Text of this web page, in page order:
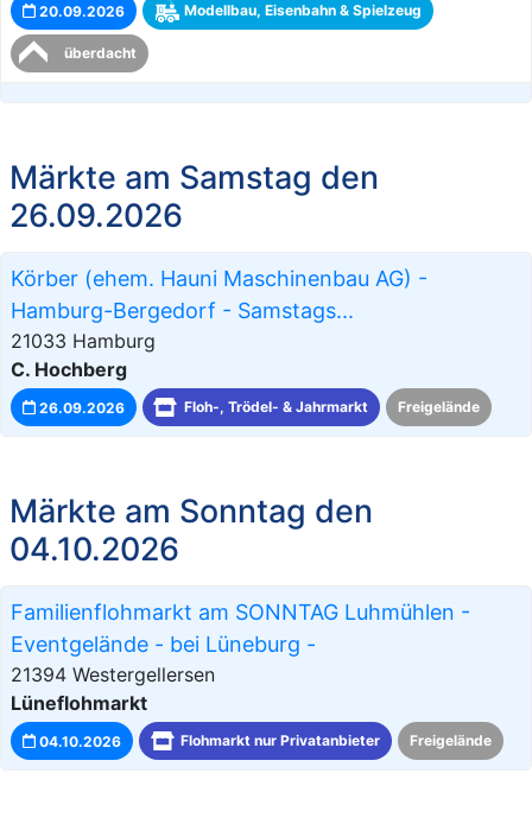
20.09.2026 Modellbau, Eisenbahn & Spielzeug
überdacht
Märkte am Samstag den
26.09.2026
Körber (ehem. Hauni Maschinenbau AG) -
Hamburg-Bergedorf - Samstags...
21033 Hamburg
C. Hochberg
26.09.2026 Floh-, Trödel- & Jahrmarkt Freigelände
Märkte am Sonntag den
04.10.2026
Familienflohmarkt am SONNTAG Luhmühlen -
Eventgelände - bei Lüneburg -
21394 Westergellersen
Lüneflohmarkt
04.10.2026 Flohmarkt nur Privatanbieter Freigelände